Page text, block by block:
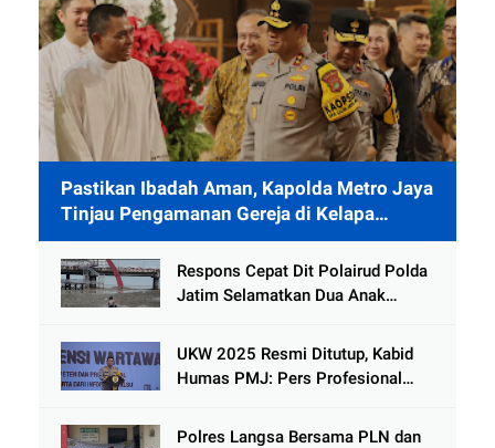
Pastikan Ibadah Aman, Kapolda Metro Jaya
Tinjau Pengamanan Gereja di Kelapa
Gading
Respons Cepat Dit Polairud Polda
Jatim Selamatkan Dua Anak
Kenjeran
UKW 2025 Resmi Ditutup, Kabid
Humas PMJ: Pers Profesional
Hoaks
Polres Langsa Bersama PLN dan